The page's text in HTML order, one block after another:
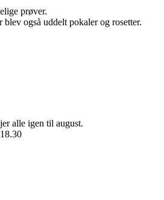
prøver.
også uddelt pokaler og rosetter.
alle igen til august.